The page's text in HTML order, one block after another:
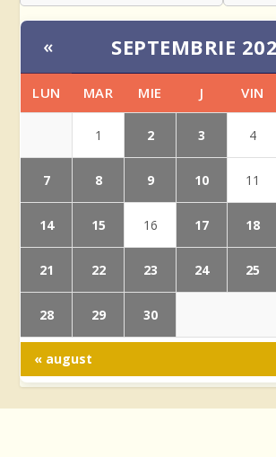
« SEPTEMBRIE
LUN MAR MIE J VIN
1 2 3 4
7 8 9 10 11
14 15 16 17 18
21 22 23 24 25
28 29 30
« august